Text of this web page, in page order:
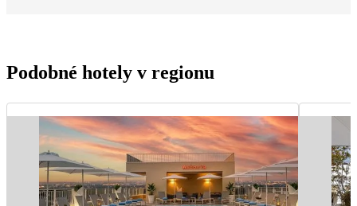
Podobné hotely v regionu